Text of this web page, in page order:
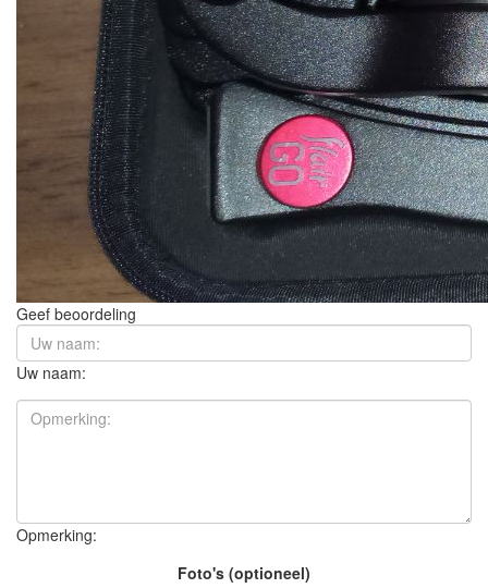
Geef beoordeling
Uw naam:
Opmerking:
Foto's (optioneel)